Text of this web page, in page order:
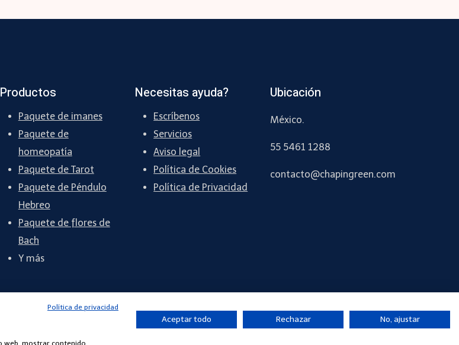
Productos
Paquete de imanes
Paquete de
homeopatía
Paquete de Tarot
Paquete de Péndulo
Hebreo
Paquete de flores de
Bach
Y más
Necesitas ayuda?
Escríbenos
Servicios
Aviso legal
Política de Cookies
Política de Privacidad
Ubicación
México.
55 5461 1288
contacto@chapingreen.com
Política de privacidad
web, mostrar contenido
Aceptar todo Rechazar No, ajustar